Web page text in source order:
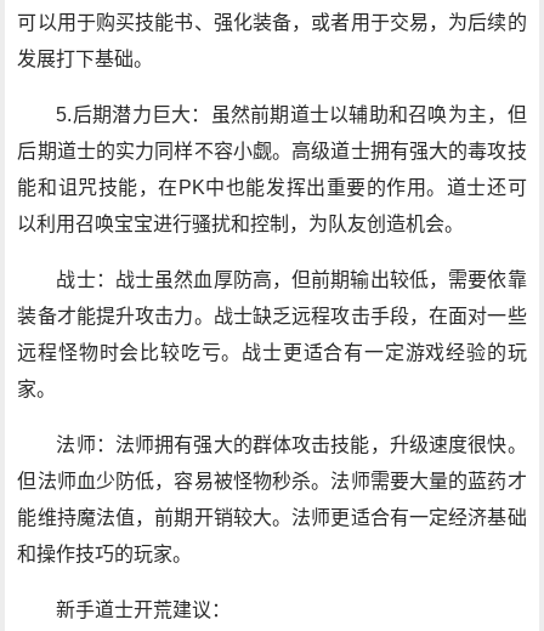
可以用于购买技能书、强化装备，或者用于交易，为后续的
发展打下基础。
5.后期潜力巨大：虽然前期道士以辅助和召唤为主，但
后期道士的实力同样不容小觑。高级道士拥有强大的毒攻技
能和诅咒技能，在PK中也能发挥出重要的作用。道士还可
以利用召唤宝宝进行骚扰和控制，为队友创造机会。
战士：战士虽然血厚防高，但前期输出较低，需要依靠
装备才能提升攻击力。战士缺乏远程攻击手段，在面对一些
远程怪物时会比较吃亏。战士更适合有一定游戏经验的玩
家。
法师：法师拥有强大的群体攻击技能，升级速度很快。
但法师血少防低，容易被怪物秒杀。法师需要大量的蓝药才
能维持魔法值，前期开销较大。法师更适合有一定经济基础
和操作技巧的玩家。
新手道士开荒建议：